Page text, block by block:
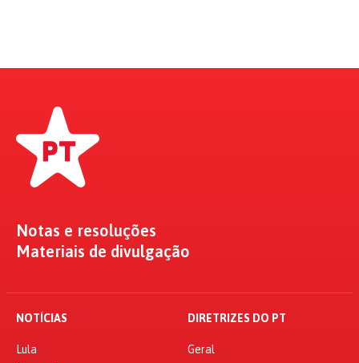
Notas e resoluções
Materiais de divulgação
NOTÍCIAS
Lula
DIRETRIZES DO PT
Geral